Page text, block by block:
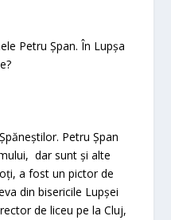
Petru Șpan. În Lupșa
Petru Șpan
dar sunt și alte
a fost un pictor de
din bisericile Lupșei
de liceu pe la Cluj,